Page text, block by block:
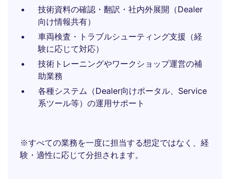
技術資料の確認・翻訳・社内外展開（Dealer
向け情報共有）
車両検査・トラブルシューティング支援（経
験に応じて対応）
技術トレーニングやワークショップ運営の補
助業務
各種システム（Dealer向けポータル、Service
系ツール等）の運用サポート
※すべての業務を一度に担当する想定ではなく、経
験・適性に応じて分担されます。